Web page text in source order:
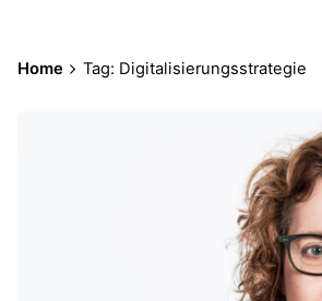
Home Tag: Digitalisierungsstrategie